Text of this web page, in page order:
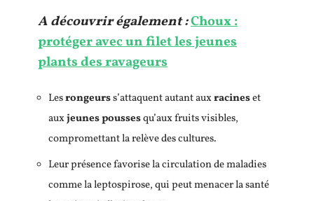
A découvrir également :Choux :
protéger avec un filet les jeunes
plants des ravageurs
Lesrongeurss’attaquent autant auxracineset
auxjeunes poussesqu’aux fruits visibles,
compromettant la relève des cultures.
Leur présence favorise la circulation de maladies
comme la leptospirose, qui peut menacer la santé